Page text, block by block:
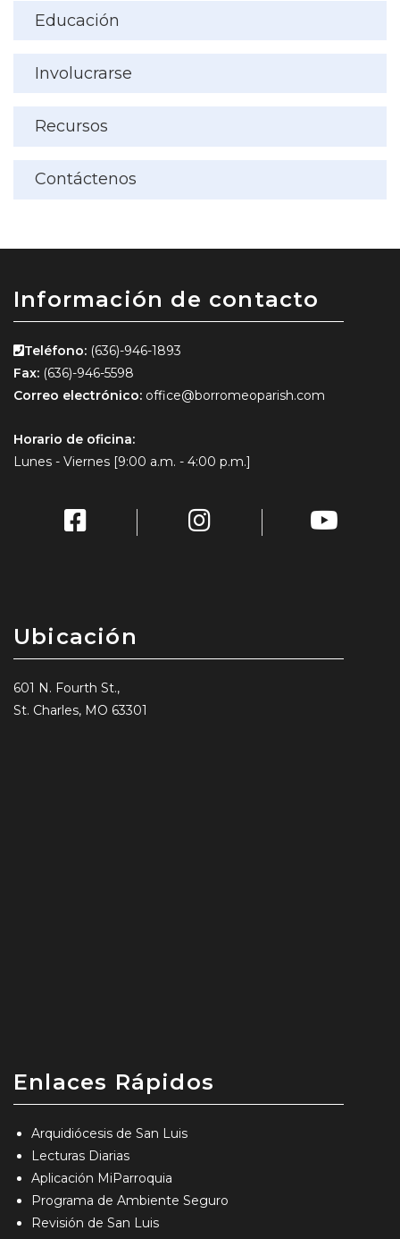
Educación
Involucrarse
Recursos
Contáctenos
Información de contacto
Teléfono: (636)-946-1893
Fax: (636)-946-5598
Correo electrónico: office@borromeoparish.com
Horario de oficina:
Lunes - Viernes [9:00 a.m. - 4:00 p.m.]
Ubicación
601 N. Fourth St.,
St. Charles, MO 63301
Enlaces Rápidos
Arquidiócesis de San Luis
Lecturas Diarias
Aplicación MiParroquia
Programa de Ambiente Seguro
Revisión de San Luis